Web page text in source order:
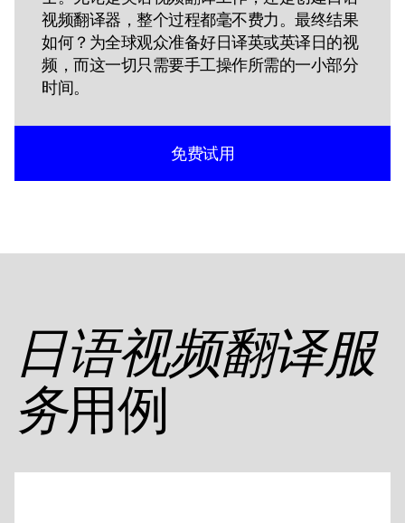
视频翻译器，整个过程都毫不费力。最终结果
如何？为全球观众准备好日译英或英译日的视
频，而这一切只需要手工操作所需的一小部分
时间。
免费试用
日语视频翻译服
务用例